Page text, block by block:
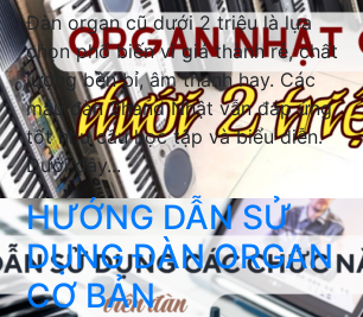
Đàn organ cũ dưới 2 triệu là lựa
chọn phổ biến vì giá thành rẻ, chất
lượng bền bỉ, âm thanh hay. Các
mẫu đàn 2hand Nhật vẫn đáp ứng
tốt nhu cầu học tập và biểu diễn.
Dưới đây...
HƯỚNG DẪN SỬ
DỤNG ĐÀN ORGAN
CƠ BẢN